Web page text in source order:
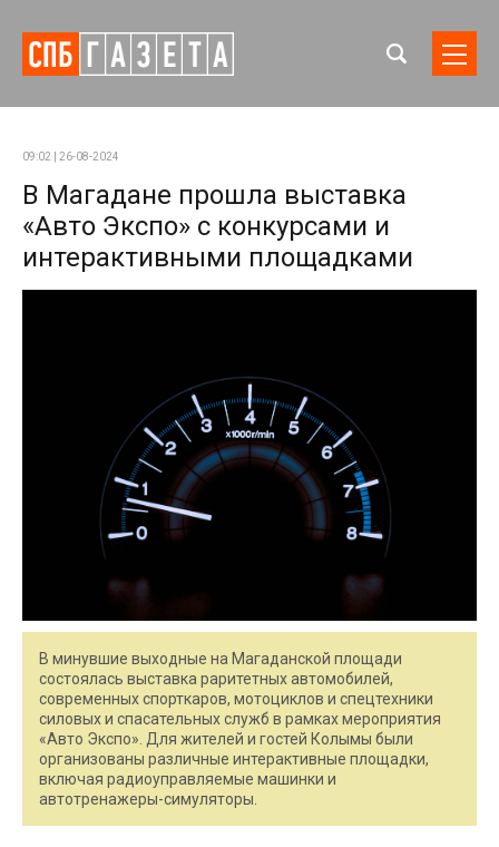
09:02 | 26-08-2024
В Магадане прошла выставка
«Авто Экспо» с конкурсами и
интерактивными площадками
В минувшие выходные на Магаданской площади
состоялась выставка раритетных автомобилей,
современных спорткаров, мотоциклов и спецтехники
силовых и спасательных служб в рамках мероприятия
«Авто Экспо». Для жителей и гостей Колымы были
организованы различные интерактивные площадки,
включая радиоуправляемые машинки и
автотренажеры-симуляторы.